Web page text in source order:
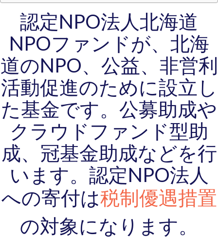
認定NPO法人北海道
NPOファンドが、北海
道のNPO、公益、非営利
活動促進のために設立し
た基金です。公募助成や
クラウドファンド型助
成、冠基金助成などを行
います。認定NPO法人
への寄付は税制優遇措置
の対象になります。